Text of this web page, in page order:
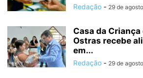
Redação - 29 de
Casa da Criança
Ostras recebe
em...
Redação - 29 de